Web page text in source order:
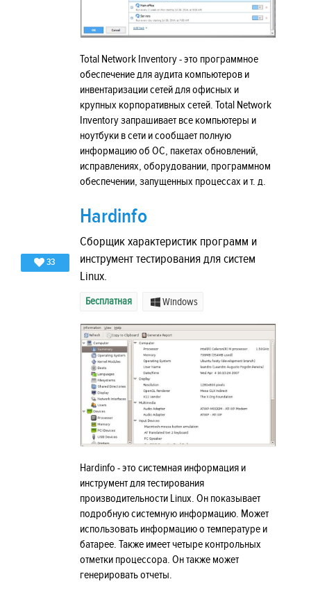
Total Network Inventory - это программное
обеспечение для аудита компьютеров и
инвентаризации сетей для офисных и
крупных корпоративных сетей. Total Network
Inventory запрашивает все компьютеры и
ноутбуки в сети и сообщает полную
информацию об ОС, пакетах обновлений,
исправлениях, оборудовании, программном
обеспечении, запущенных процессах и т. д.
33
Hardinfo
Сборщик характеристик программ и
инструмент тестирования для систем
Linux.
Бесплатная Windows
Hardinfo - это системная информация и
инструмент для тестирования
производительности Linux. Он показывает
подробную системную информацию. Может
использовать информацию о температуре и
батарее. Также имеет четыре контрольных
отметки процессора. Он также может
генерировать отчеты.